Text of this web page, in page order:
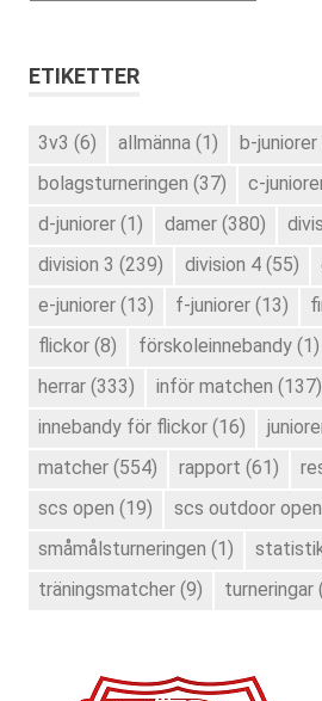
ETIKETTER
3v3 (6) allmänna (1) b-juniorer
bolagsturneringen (37) c-
d-juniorer (1) damer (380)
division 3 (239) division 4 (55)
e-juniorer (13) f-juniorer (13)
flickor (8) förskoleinnebandy (1)
herrar (333) inför matchen (137)
innebandy för flickor (16)
matcher (554) rapport (61)
scs open (19) scs outdoor open
småmålsturneringen (1)
träningsmatcher (9) turneringar